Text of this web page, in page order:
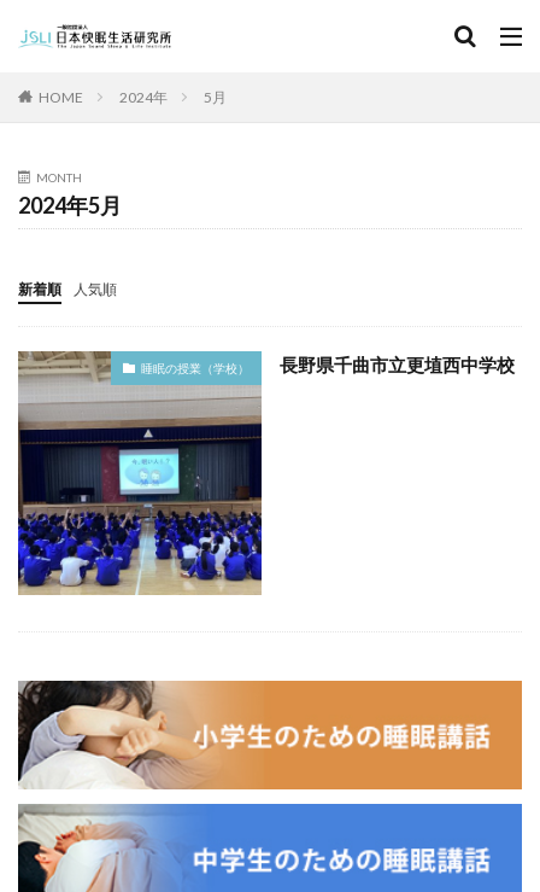
HOME 2024年 5月
MONTH
2024年5月
新着順 人気順
睡眠の授業（学校） 長野県千曲市立更埴西中学校
タグ
千葉県
徳島県
香川県 佐賀県 長崎県 熊本県
検索